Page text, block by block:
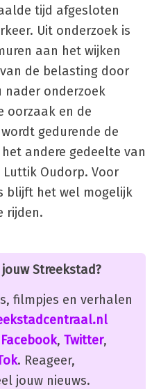
tijd afgesloten
Uit onderzoek is
aan het wijken
de belasting door
nader onderzoek
oorzaak en de
gedurende de
andere gedeelte van
Luttik Oudorp. Voor
blijft het wel mogelijk
rijden.
Streekstad?
filmpjes en verhalen
Facebook, Twitter,
. Reageer,
jouw nieuws.